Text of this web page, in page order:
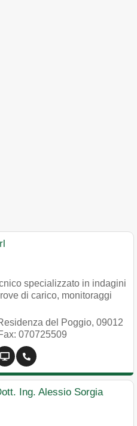
specializzato in indagini
di carico, monitoraggi
del Poggio, 09012
070725509
Ing. Alessio Sorgia